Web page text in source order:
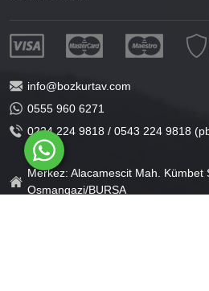
info@bozkurtav.com
0555 960 6271
0224 224 9818 / 0543 224 9818
Merkez: Alacamescit Mah. Kümbet
Osmangazi/BURSA